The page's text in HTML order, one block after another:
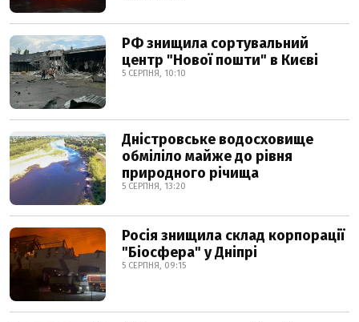
РФ знищила сортувальний
центр "Нової пошти" в Києві
5 СЕРПНЯ, 10:10
Дністровське водосховище
обміліло майже до рівня
природного річища
5 СЕРПНЯ, 13:20
Росія знищила склад корпорації
"Біосфера" у Дніпрі
5 СЕРПНЯ, 09:15